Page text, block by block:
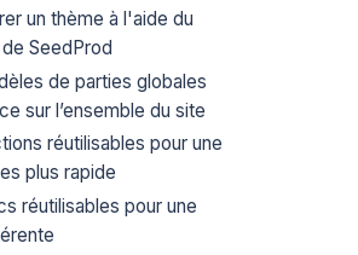
un thème à l'aide du
SeedProd
de parties globales
sur l’ensemble du site
réutilisables pour une
plus rapide
réutilisables pour une